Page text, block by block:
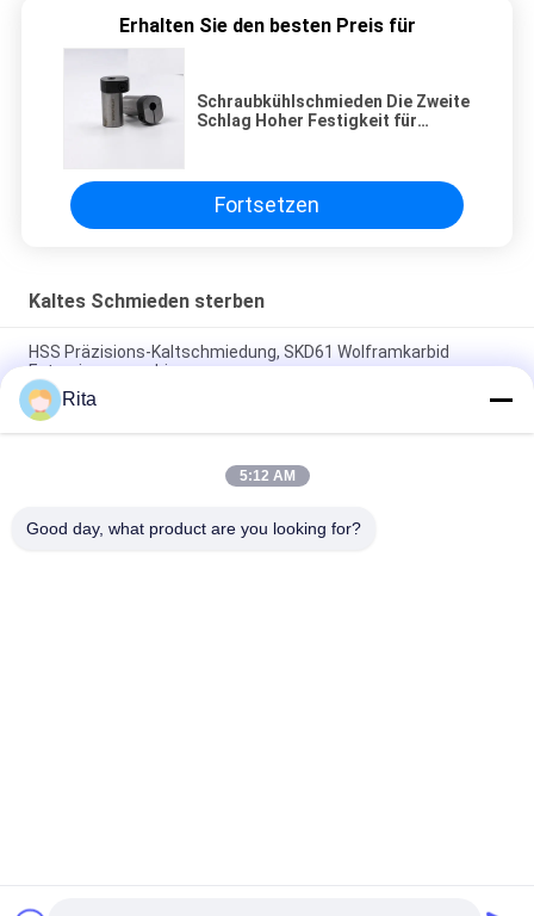
Erhalten Sie den besten Preis für
Schraubkühlschmieden Die Zweite
Schlag Hoher Festigkeit für
Fortsetzen
Kaltes Schmieden sterben
HSS Präzisions-Kaltschmiedung, SKD61 Wolframkarbid
Extrusionsmaschinen
Zuverlässige Kaltschmiede-Matrize, hochpräzise, starke
Balken-Matrize-Formkomponente
Hochwertiges starkes Balken-Die-Carbide-Formungs-Die-
Rita
5:12 AM
Good day, what product are you looking for?